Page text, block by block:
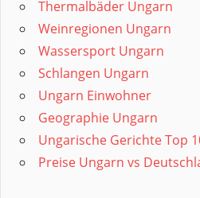
Thermalbäder Ungarn
Weinregionen Ungarn
Wassersport Ungarn
Schlangen Ungarn
Ungarn Einwohner
Geographie Ungarn
Ungarische Gerichte Top
Preise Ungarn vs